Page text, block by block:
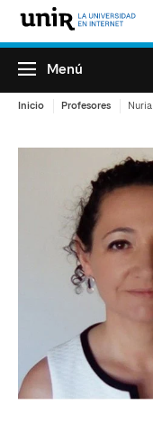
Menú
Inicio Profesores